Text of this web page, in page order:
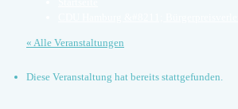
« Alle Veranstaltungen
Diese Veranstaltung hat bereits stattgefunden.